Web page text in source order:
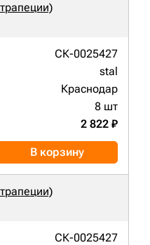
СК-0025427
stal
Краснодар
8 шт
2 822 ₽
В корзину
СК-0025427